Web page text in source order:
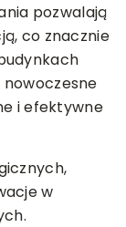
pozwalają
co znacznie
i efektywne
w